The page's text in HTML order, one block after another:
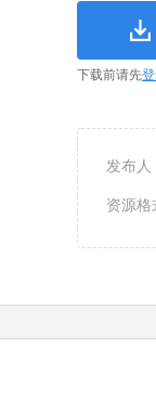
下载前请先
发布人
资源格